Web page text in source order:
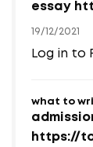
essay
19/12/2021
Log in to
what to
https://